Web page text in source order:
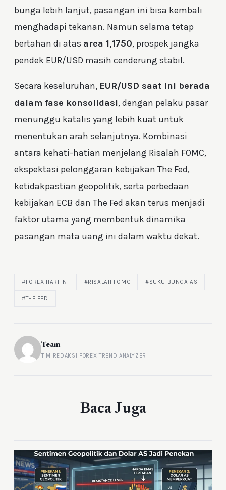
bunga lebih lanjut, pasangan ini bisa kembali
menghadapi tekanan. Namun selama tetap
bertahan di atas area 1,1750, prospek jangka
pendek EUR/USD masih cenderung stabil.
Secara keseluruhan, EUR/USD saat ini berada
dalam fase konsolidasi, dengan pelaku pasar
menunggu katalis yang lebih kuat untuk
menentukan arah selanjutnya. Kombinasi
antara kehati-hatian menjelang Risalah FOMC,
ekspektasi pelonggaran kebijakan The Fed,
ketidakpastian geopolitik, serta perbedaan
kebijakan ECB dan The Fed akan terus menjadi
faktor utama yang membentuk dinamika
pasangan mata uang ini dalam waktu dekat.
#FOREX HARI INI #RISALAH FOMC #SUKU BUNGA AS
#THE FED
Team
TIM REDAKSI FOREX TREND ANALYZER
Baca Juga